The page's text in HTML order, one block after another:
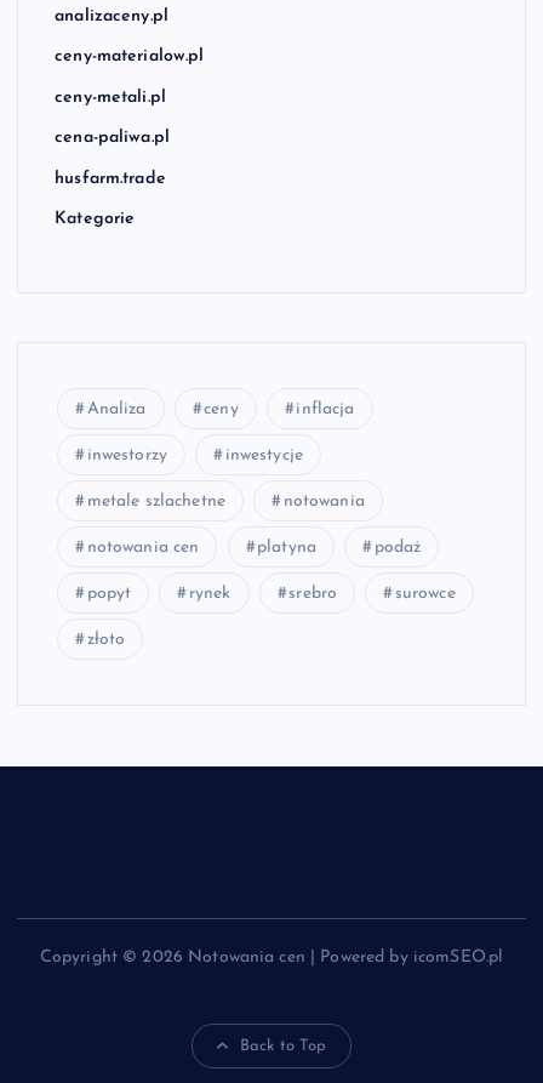
analizaceny.pl
ceny-materialow.pl
ceny-metali.pl
cena-paliwa.pl
husfarm.trade
Kategorie
Analiza ceny inflacja
inwestorzy inwestycje
metale szlachetne notowania
notowania cen platyna podaż
popyt rynek srebro surowce
złoto
Copyright © 2026 Notowania cen | Powered by icomSEO.pl
Back to Top